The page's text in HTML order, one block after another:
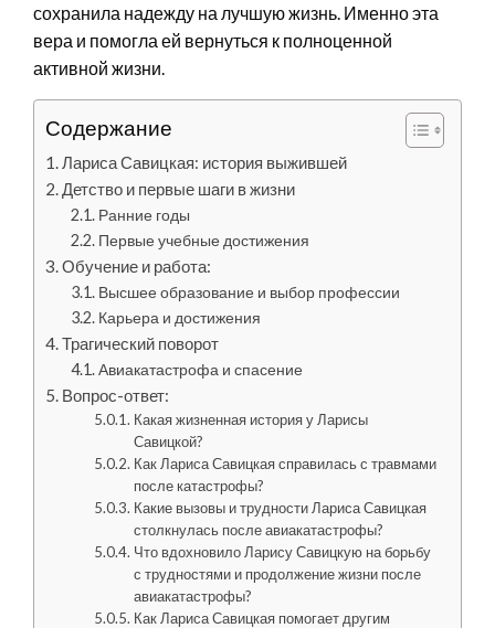
сохранила надежду на лучшую жизнь. Именно эта
вера и помогла ей вернуться к полноценной
активной жизни.
Содержание
Лариса Савицкая: история выжившей
Детство и первые шаги в жизни
Ранние годы
Первые учебные достижения
Обучение и работа:
Высшее образование и выбор профессии
Карьера и достижения
Трагический поворот
Авиакатастрофа и спасение
Вопрос-ответ:
Какая жизненная история у Ларисы
Савицкой?
Как Лариса Савицкая справилась с травмами
после катастрофы?
Какие вызовы и трудности Лариса Савицкая
столкнулась после авиакатастрофы?
Что вдохновило Ларису Савицкую на борьбу
с трудностями и продолжение жизни после
авиакатастрофы?
Как Лариса Савицкая помогает другим